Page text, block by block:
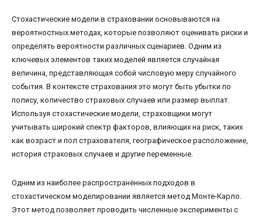
Стохастические модели в страховании основываются на
вероятностных методах, которые позволяют оценивать риски и
определять вероятности различных сценариев. Одним из
ключевых элементов таких моделей является случайная
величина, представляющая собой числовую меру случайного
события. В контексте страхования это могут быть убытки по
полису, количество страховых случаев или размер выплат.
Используя стохастические модели, страховщики могут
учитывать широкий спектр факторов, влияющих на риск, таких
как возраст и пол страхователя, географическое расположение,
история страховых случаев и другие переменные.
Одним из наиболее распространённых подходов в
стохастическом моделировании является метод Монте-Карло.
Этот метод позволяет проводить численные эксперименты с